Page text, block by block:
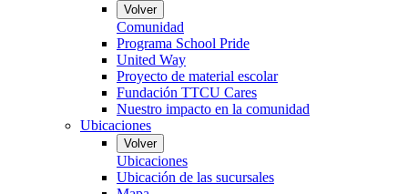
Volver
Comunidad
Programa School Pride
United Way
Proyecto de material escolar
Fundación TTCU Cares
Nuestro impacto en la comunidad
Ubicaciones
Volver
Ubicaciones
Ubicación de las sucursales